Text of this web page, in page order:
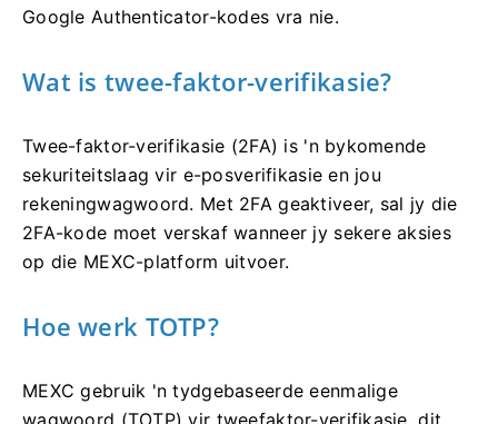
Google Authenticator-kodes vra nie.
Wat is twee-faktor-verifikasie?
Twee-faktor-verifikasie (2FA) is 'n bykomende
sekuriteitslaag vir e-posverifikasie en jou
rekeningwagwoord. Met 2FA geaktiveer, sal jy die
2FA-kode moet verskaf wanneer jy sekere aksies
op die MEXC-platform uitvoer.
Hoe werk TOTP?
MEXC gebruik 'n tydgebaseerde eenmalige
wagwoord (TOTP) vir tweefaktor-verifikasie, dit